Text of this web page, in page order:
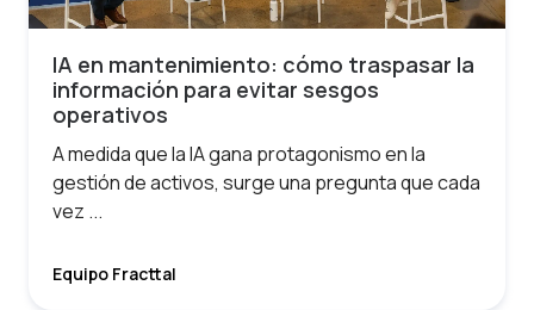
IA en mantenimiento: cómo traspasar la
información para evitar sesgos
operativos
A medida que la IA gana protagonismo en la
gestión de activos, surge una pregunta que cada
vez ...
Equipo Fracttal